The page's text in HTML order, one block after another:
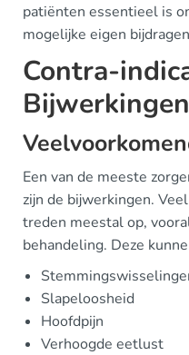
patiënten essentieel is
mogelijke eigen
Contra-
Bijwerkingen
Een van de meeste
zijn de bijwerkingen.
treden meestal op,
behandeling. Deze
Slapeloosheid
Hoofdpijn
Verhoogde eetlust